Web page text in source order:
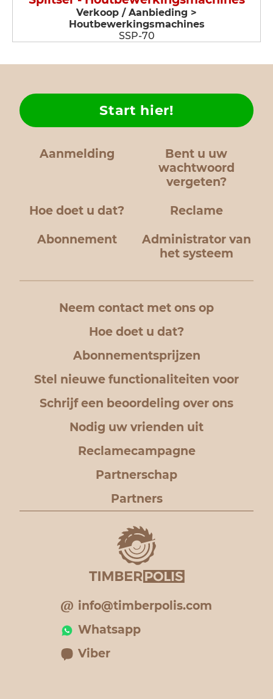
Verkoop / Aanbieding >
Houtbewerkingsmachines
SSP-70
Aanmelding
Bent u uw
wachtwoord
vergeten?
Hoe doet u dat?
Start hier!
Reclame
Abonnement
Administrator van
het systeem
Neem contact met ons op
Hoe doet u dat?
Abonnementsprijzen
Stel nieuwe functionaliteiten voor
Schrijf een beoordeling over ons
Nodig uw vrienden uit
Reclamecampagne
Partnerschap
Partners
info@timberpolis.com
Whatsapp
Viber